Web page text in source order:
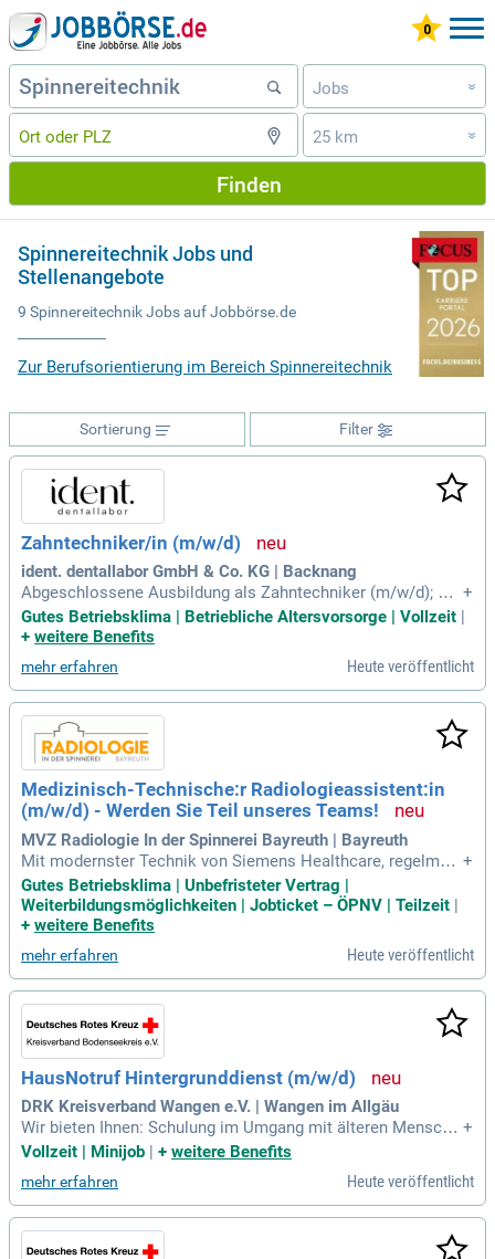
Jobs »
25 km »
Finden
Spinnereitechnik Jobs und
Stellenangebote
9 Spinnereitechnik Jobs auf Jobbörse.de
Zur Berufsorientierung im Bereich Spinnereitechnik
Filter
Sortierung
Zahntechniker/in (m/w/d)
ident. dentallabor GmbH & Co. KG | Backnang
Abgeschlossene Ausbildung als Zahntechniker (m/w/d); Erf
ahrung in der digitalen Zahntechnik und CAD/CAM von Vort
eil; Interesse an moderner Implantatprothetik, Vollkeramik,
en; Selbstständige und
+
Gutes Betriebsklima | Betriebliche Altersvorsorge | Vollzeit
+ weitere Benefits
mehr erfahren Heute veröffentlicht
Medizinisch-Technische:r Radiologieassistent:in
(m/w/d) - Werden Sie Teil unseres Teams!
MVZ Radiologie In der Spinnerei Bayreuth | Bayreuth
Mit modernster Technik von Siemens Healthcare, regelmäßi
gen Fortbildungen und der Zusammenarbeit mit renommiert
en Partnern wie den Universitätskliniken Freiburg und Würzb
urg sowie dem Diagnostischen Brustzentrum Göttingen setz
+
Gutes Betriebsklima | Unbefristeter Vertrag |
Weiterbildungsmöglichkeiten | Jobticket – ÖPNV | Teilzeit |
+ weitere Benefits
mehr erfahren Heute veröffentlicht
HausNotruf Hintergrunddienst (m/w/d)
DRK Kreisverband Wangen e.V. | Wangen im Allgäu
Wir bieten Ihnen: Schulung im Umgang mit älteren Mensche
n; Entsprechende Ausrüstung; Einweisung in die Haus Notru
f-Gerätetechnik. Bitte bewerben Sie sich über unser Onlinep
ortal: https://www.drk-kv-wangen.de/karriere/stellenangebot
e.html.
+
Vollzeit | Minijob | + weitere Benefits
mehr erfahren Heute veröffentlicht